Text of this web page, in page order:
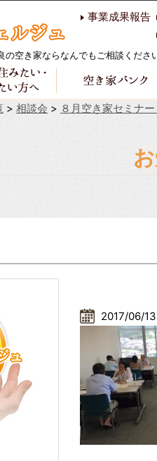
空き家ならなんでもご相談くださ
事業成果報告
> 相談会 > ８月空き家セミナ
2017/06/13